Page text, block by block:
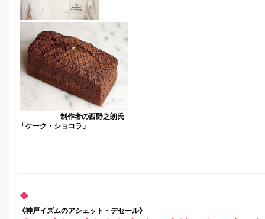
制作者の西野之朗氏
「ケーク・ショコラ」
《神戸イズムのアシェット・デセール》